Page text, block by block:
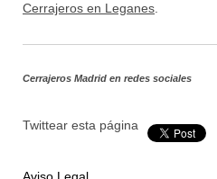
Cerrajeros en Leganes
Cerrajeros Madrid en redes sociales
Twittear esta página